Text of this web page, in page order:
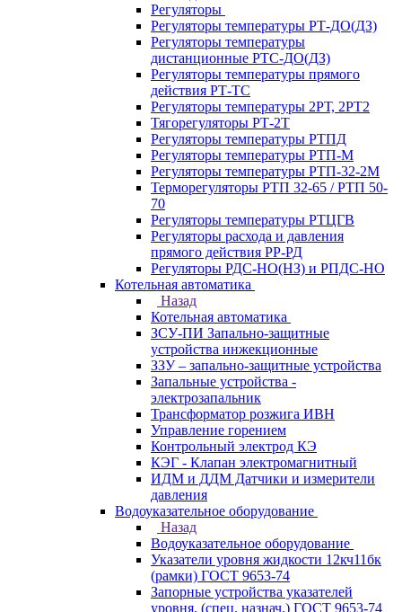
Регуляторы
Регуляторы температуры РТ-ДО(ДЗ)
Регуляторы температуры
дистанционные РТС-ДО(ДЗ)
Регуляторы температуры прямого
действия РТ-ТС
Регуляторы температуры 2РТ, 2РT2
Тягорегуляторы РТ-2Т
Регуляторы температуры РТПД
Регуляторы температуры РТП-M
Регуляторы температуры РТП-32-2М
Терморегуляторы РТП 32-65 / РТП 50-
70
Регуляторы температуры РТЦГВ
Регуляторы расхода и давления
прямого действия РР-РД
Регуляторы РДС-НО(НЗ) и РПДС-НО
Котельная автоматика
Назад
Котельная автоматика
ЗСУ-ПИ Запально-защитные
устройства инжекционные
ЗЗУ – запально-защитные устройства
Запальные устройства -
электрозапальник
Трансформатор розжига ИВН
Управление горением
Контрольный электрод КЭ
КЭГ - Клапан электромагнитный
ИДМ и ДДМ Датчики и измерители
давления
Водоуказательное оборудование
Назад
Водоуказательное оборудование
Указатели уровня жидкости 12кч11бк
(рамки) ГОСТ 9653-74
Запорные устройства указателей
уровня. (спец. назнач.) ГОСТ 9653-74